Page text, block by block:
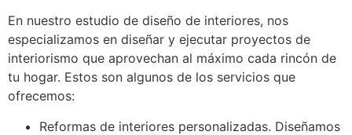
En nuestro estudio de diseño de interiores, nos
especializamos en diseñar y ejecutar proyectos de
interiorismo que aprovechan al máximo cada rincón de
tu hogar. Estos son algunos de los servicios que
ofrecemos:
Reformas de interiores personalizadas. Diseñamos